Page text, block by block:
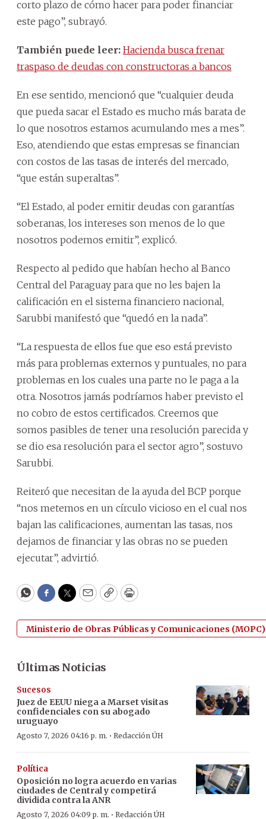
corto plazo de cómo hacer para poder financiar
este pago”, subrayó.
También puede leer: Hacienda busca frenar
traspaso de deudas con constructoras a bancos
En ese sentido, mencionó que “cualquier deuda
que pueda sacar el Estado es mucho más barata de
lo que nosotros estamos acumulando mes a mes”.
Eso, atendiendo que estas empresas se financian
con costos de las tasas de interés del mercado,
“que están superaltas”.
“El Estado, al poder emitir deudas con garantías
soberanas, los intereses son menos de lo que
nosotros podemos emitir”, explicó.
Respecto al pedido que habían hecho al Banco
Central del Paraguay para que no les bajen la
calificación en el sistema financiero nacional,
Sarubbi manifestó que “quedó en la nada”.
“La respuesta de ellos fue que eso está previsto
más para problemas externos y puntuales, no para
problemas en los cuales una parte no le paga a la
otra. Nosotros jamás podríamos haber previsto el
no cobro de estos certificados. Creemos que
somos pasibles de tener una resolución parecida y
se dio esa resolución para el sector agro”, sostuvo
Sarubbi.
Reiteró que necesitan de la ayuda del BCP porque
“nos metemos en un círculo vicioso en el cual nos
bajan las calificaciones, aumentan las tasas, nos
dejamos de financiar y las obras no se pueden
ejecutar”, advirtió.
WhatsApp
Facebook
Twitter
EmailCopyPrint
Ministerio de Obras Públicas y Comunicaciones (MOPC)
Últimas Noticias
Sucesos
Juez de EEUU niega a Marset visitas
confidenciales con su abogado
uruguayo
Agosto 7, 2026 04:16 p. m. · Redacción ÚH
Política
Oposición no logra acuerdo en varias
ciudades de Central y competirá
dividida contra la ANR
Agosto 7, 2026 04:09 p. m. · Redacción ÚH